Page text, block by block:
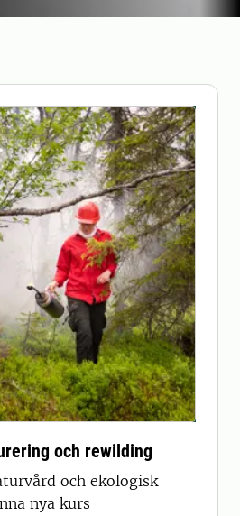
och rewilding
och ekologisk
nya kurs